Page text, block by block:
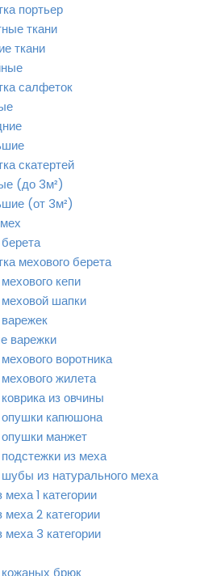
портьер
ткани
ткани
салфеток
скатертей
(до 3м²)
(от 3м²)
мехового берета
кепи
шапки
варежки
воротника
жилета
из овчины
капюшона
манжет
из меха
из натурального меха
1 категории
2 категории
3 категории